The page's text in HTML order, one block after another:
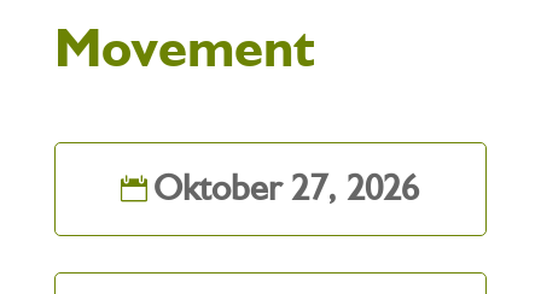
Movement
Oktober 27, 2026